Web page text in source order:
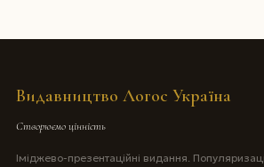
Видавництво Логос Україна
Створюємо цінність
Іміджево-презентаційні видання. Популяризація